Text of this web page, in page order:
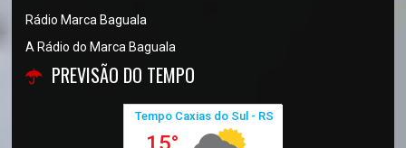
Rádio Marca Baguala
A Rádio do Marca Baguala
PREVISÃO DO TEMPO